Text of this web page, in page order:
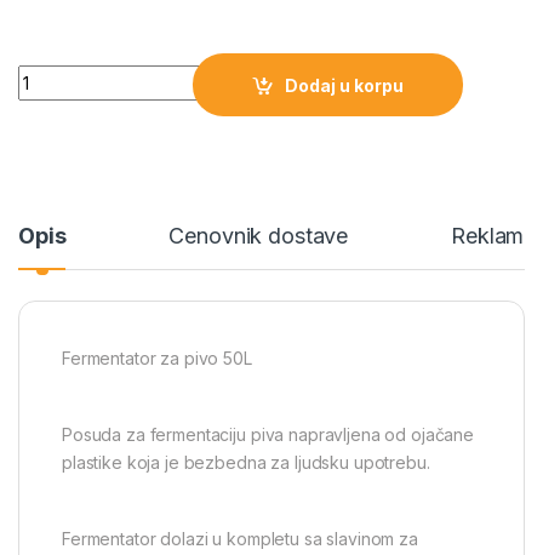
Fermentator za pivo 50L količina
Dodaj u korpu
Opis Cenovnik dostave
Fermentator za pivo 50L
Posuda za fermentaciju piva napravljena od ojačane
plastike koja je bezbedna za ljudsku upotrebu.
Fermentator dolazi u kompletu sa slavinom za